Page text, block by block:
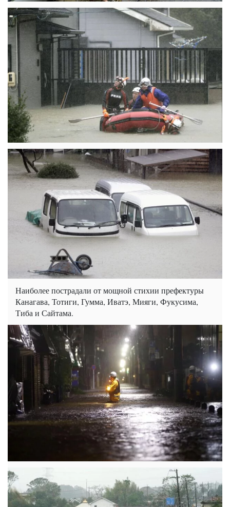
Наиболее пострадали от мощной стихии префектуры
Канагава, Тотиги, Гумма, Иватэ, Мияги, Фукусима,
Тиба и Сайтама.